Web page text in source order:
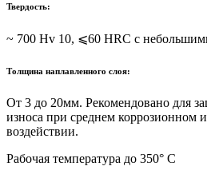
Твердость:
~ 700 Hv 10, ⩽60 HRC с
Толщина наплавленного слоя:
От 3 до 20мм. Рекомендовано для
износа при среднем коррозионном
воздействии.
Рабочая температура до 350° С